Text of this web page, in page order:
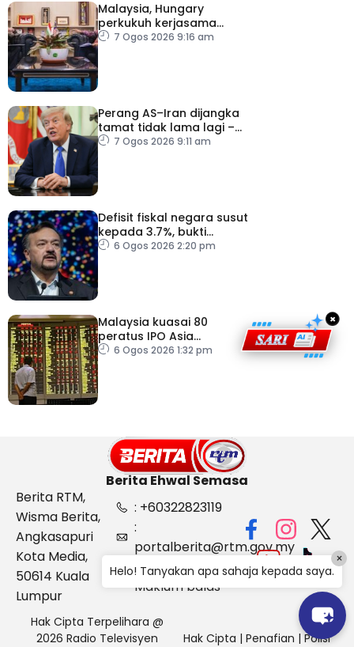
Malaysia, Hungary
perkukuh kerjasama
sektor pertanian
7 Ogos 2026 9:16 am
Perang AS–Iran dijangka
tamat tidak lama lagi –
Trump
7 Ogos 2026 9:11 am
Defisit fiskal negara susut
kepada 3.7%, bukti
keyakinan pelabur masih
6 Ogos 2026 2:20 pm
Malaysia kuasai 80
peratus IPO Asia
Tenggara, kumpul AS$1.4
6 Ogos 2026 1:32 pm
×
Berita Ehwal Semasa
Berita RTM,
Wisma Berita,
Angkasapuri
Kota Media,
50614 Kuala
Lumpur
: +60322823119
:
portalberita@rtm.gov.my
: Aduan &
Maklum balas
Hak Cipta Terpelihara @
2026 Radio Televisyen
Hak Cipta | Penafian | Polisi
Helo! Tanyakan apa sahaja kepada saya.
×